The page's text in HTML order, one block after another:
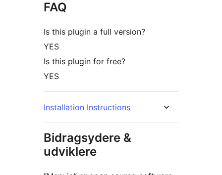
FAQ
Is this plugin a full version?
YES
Is this plugin for free?
YES
Installation Instructions
Bidragsydere &
udviklere